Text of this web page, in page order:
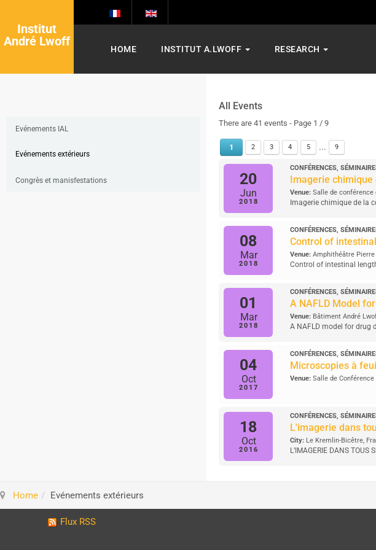
Institut
André Lwoff
HOME INSTITUT A.LWOFF RESEARCH
All Events
There are 41 events - Page 1 / 9
1 2 3 4 5 ... 9
20
Jun
2018
CONFÉRENCES,
Imagerie chimique
Venue: Salle de conférence
Imagerie chimique de la
08
Mar
2018
CONFÉRENCES,
Control of
Venue: Amphithéâtre Pierre
Control of intestinal
01
Mar
2018
CONFÉRENCES,
A NAFLD Model
Venue: Bâtiment André
A NAFLD model for drug
04
Oct
2017
CONFÉRENCES,
Microscopies à
Venue: Salle de Conférence
18
Oct
2016
CONFÉRENCES,
L'imagerie dans
City: Le Kremlin-Bicêtre,
L’IMAGERIE DANS TOUS
Evénements IAL
Evénements extérieurs
Congrès et manisfestations
Home Evénements extérieurs
Flux RSS